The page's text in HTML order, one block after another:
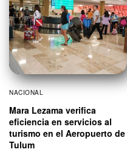
NACIONAL
Mara Lezama verifica
eficiencia en servicios al
turismo en el Aeropuerto de
Tulum